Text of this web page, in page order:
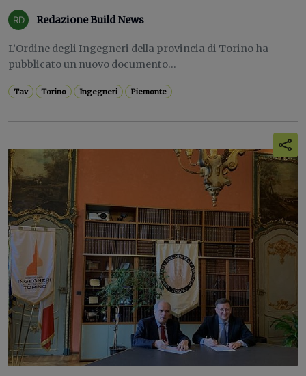
Redazione Build News
L’Ordine degli Ingegneri della provincia di Torino ha
pubblicato un nuovo documento...
Tav Torino Ingegneri Piemonte